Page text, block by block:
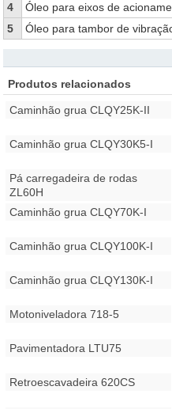
4
Óleo para eixos de
5
Óleo para tambor de
Produtos relacionados
Caminhão grua CLQY25K-II
Caminhão grua CLQY30K5-I
Pá carregadeira de rodas
ZL60H
Caminhão grua CLQY70K-I
Caminhão grua CLQY100K-I
Caminhão grua CLQY130K-I
Motoniveladora 718-5
Pavimentadora LTU75
Retroescavadeira 620CS